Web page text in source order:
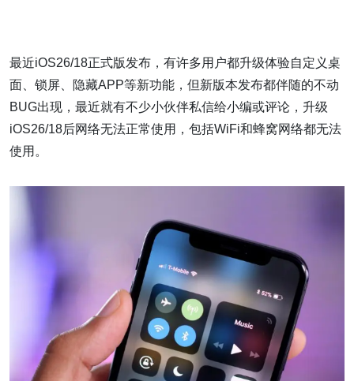
最近iOS26/18正式版发布，有许多用户都升级体验自定义桌
面、锁屏、隐藏APP等新功能，但新版本发布都伴随的不动
BUG出现，最近就有不少小伙伴私信给小编或评论，升级
iOS26/18后网络无法正常使用，包括WiFi和蜂窝网络都无法
使用。